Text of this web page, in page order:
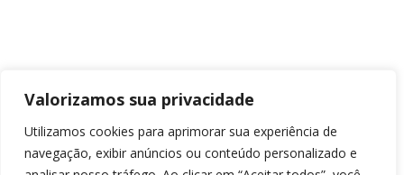
Valorizamos sua privacidade
Utilizamos cookies para aprimorar sua experiência de
navegação, exibir anúncios ou conteúdo personalizado e